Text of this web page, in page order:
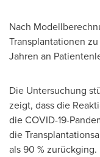
Nach
Transplantationen
Jahren an
Die Untersuchung
zeigt, dass die
die COVID-19-
die
als 90 % zurückging.